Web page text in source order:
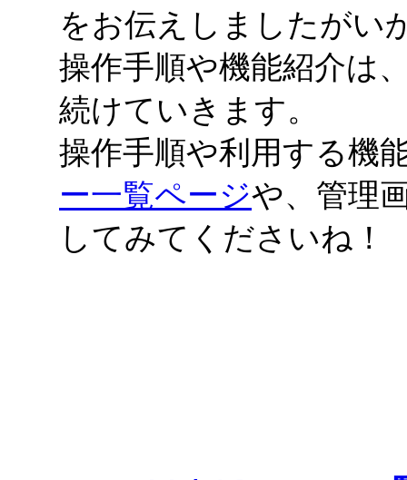
をお伝えしましたがい
操作手順や機能紹介は
続けていきます。
操作手順や利用する機
ー一覧ページや、管理
してみてくださいね！